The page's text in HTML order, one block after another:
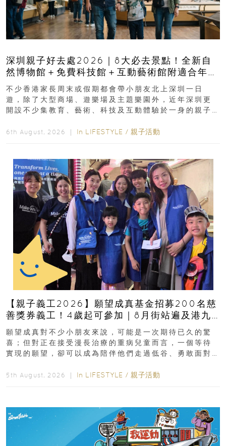
深圳親子好去處2026｜8大必去景點！全新自
然博物館＋免費科技館＋互動藝術館附適合年
齡、交通、門票、開放時間
不少香港家長周末或假期都會帶小朋友北上深圳一日
遊，除了大型商場、遊樂場及主題樂園外，近年深圳更
開設不少集教育、藝術、科技及互動體驗於一身的親子
6th August, 2026 ｜ In LIFESTYLE / 親子活動
【親子義工2026】願望成真基金招募200名慈
善獎券義工！4歲起可參加｜8月街站遍及港九
新界
願望成真對不少小朋友來說，可能是一次期待已久的驚
喜；但對正在接受漫長治療的重病兒童而言，一個等待
實現的願望，卻可以成為陪伴他們走過低谷、勇敢面對
5th August, 2026 ｜ In LIFESTYLE / 親子活動